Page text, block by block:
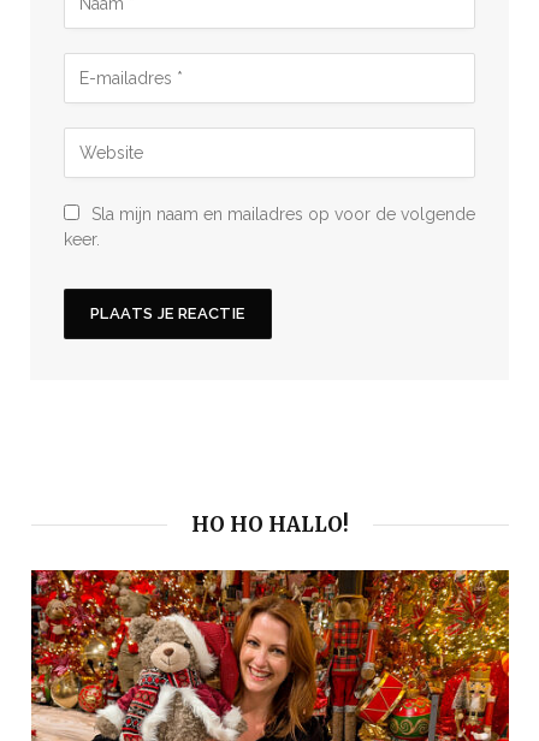
Sla mijn naam en mailadres op voor de volgende
keer.
HO HO HALLO!